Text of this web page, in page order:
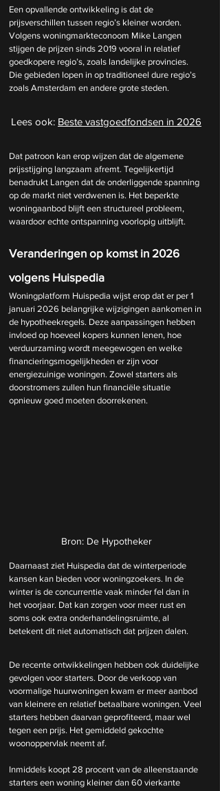
Een opvallende ontwikkeling is dat de
prijsverschillen tussen regio’s kleiner worden.
Volgens woningmarkteconoom Mike Langen
stijgen de prijzen sinds 2019 vooral in relatief
goedkopere regio’s, zoals landelijke provincies.
Die gebieden lopen in op traditioneel dure regio’s
zoals Amsterdam en andere grote steden.
Lees ook: Beste vastgoedfondsen in 2026
Dat patroon kan erop wijzen dat de algemene
prijsstijging langzaam afremt. Tegelijkertijd
benadrukt Langen dat de onderliggende spanning
op de markt niet verdwenen is. Het beperkte
woningaanbod blijft een structureel probleem,
waardoor echte ontspanning voorlopig uitblijft.
Veranderingen op komst in 2026
volgens Huispedia
Woningplatform Huispedia wijst erop dat er per 1
januari 2026 belangrijke wijzigingen aankomen in
de hypotheekregels. Deze aanpassingen hebben
invloed op hoeveel kopers kunnen lenen, hoe
verduurzaming wordt meegewogen en welke
financieringsmogelijkheden er zijn voor
energiezuinige woningen. Zowel starters als
doorstromers zullen hun financiële situatie
opnieuw goed moeten doorrekenen.
Bron: De Hypotheker
Daarnaast ziet Huispedia dat de winterperiode
kansen kan bieden voor woningzoekers. In de
winter is de concurrentie vaak minder fel dan in
het voorjaar. Dat kan zorgen voor meer rust en
soms ook extra onderhandelingsruimte, al
betekent dit niet automatisch dat prijzen dalen.
De recente ontwikkelingen hebben ook duidelijke
gevolgen voor starters. Door de verkoop van
voormalige huurwoningen kwam er meer aanbod
van kleinere en relatief betaalbare woningen. Veel
starters hebben daarvan geprofiteerd, maar wel
tegen een prijs. Het gemiddeld gekochte
woonoppervlak neemt af.
Inmiddels koopt 28 procent van de alleenstaande
starters een woning kleiner dan 60 vierkante